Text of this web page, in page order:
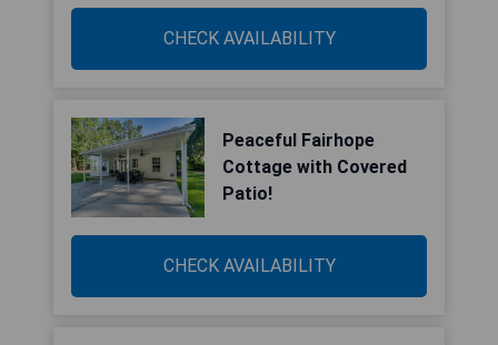
CHECK AVAILABILITY
Peaceful Fairhope
Cottage with Covered
Patio!
CHECK AVAILABILITY